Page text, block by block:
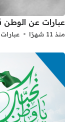
عبارات عن
منذ 11 شهرًا